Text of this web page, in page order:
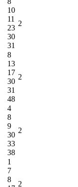
10
11
23
30
31
2
8
13
17
30
31
48
2
4
8
9
30
33
38
2
1
7
8
2